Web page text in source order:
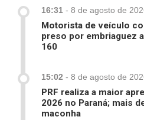
16:31 - 8 de agosto de
Motorista de veículo
preso por embriaguez
160
15:02 - 8 de agosto de
PRF realiza a maior
2026 no Paraná; mais
maconha